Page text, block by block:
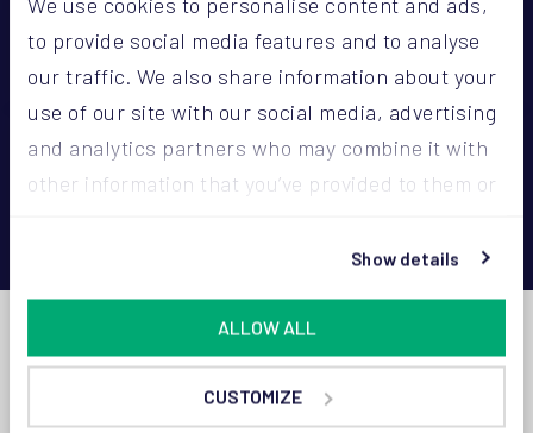
to provide social media features and to analyse
our traffic. We also share information about your
use of our site with our social media, advertising
and analytics partners who may combine it with
other information that you’ve provided to them or
Show details
ALLOW ALL
CUSTOMIZE
technique aux ultrasons